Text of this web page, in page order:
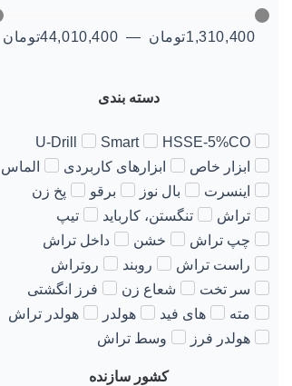
1,310,400تومان —
44,010,400تومان
دسته بندی
HSSE-5%CO
Smart
U-Drill
ابزار خاص
ابزارهای کاربردی
الماس
اینسرت
بال نوز برقو
پخ زن
تراش
تنگستن، کارباید
تیپ
چپ تراش
خشن
داخل تراش
راست تراش
روبند
روتراش
سر تخت
شعاع زن
فرز انگشتی
مته
های فید هولدر
هولدر تراش
هولدر فرز
وسط تراش
کشور سازنده